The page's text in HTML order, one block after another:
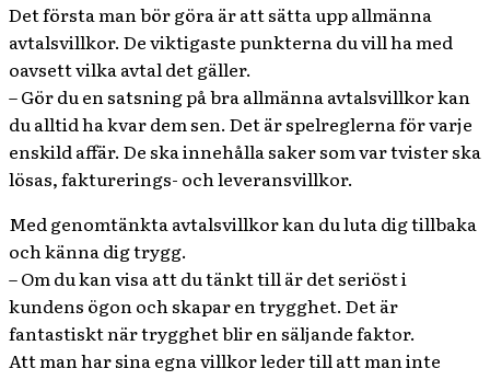
Det första man bör göra är att sätta upp allmänna
avtalsvillkor. De viktigaste punkterna du vill ha med
oavsett vilka avtal det gäller.
– Gör du en satsning på bra allmänna avtalsvillkor kan
du alltid ha kvar dem sen. Det är spelreglerna för varje
enskild affär. De ska innehålla saker som var tvister ska
lösas, fakturerings- och leveransvillkor.
Med genomtänkta avtalsvillkor kan du luta dig tillbaka
och känna dig trygg.
– Om du kan visa att du tänkt till är det seriöst i
kundens ögon och skapar en trygghet. Det är
fantastiskt när trygghet blir en säljande faktor.
Att man har sina egna villkor leder till att man inte